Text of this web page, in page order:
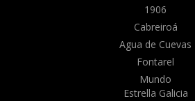
1906
Cabreiroá
Agua de Cuevas
Fontarel
Mundo
Estrella Galicia